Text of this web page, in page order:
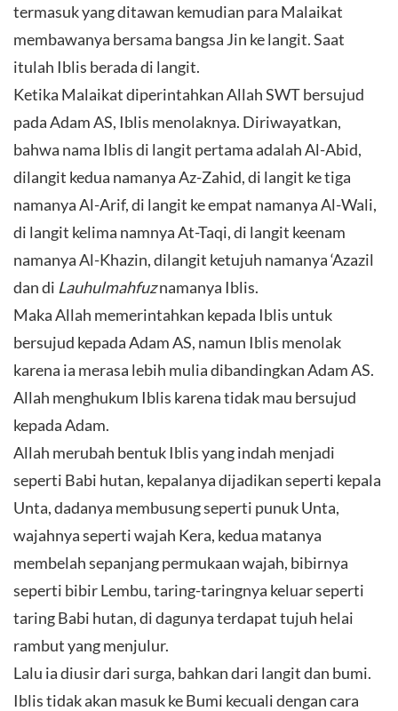
termasuk yang ditawan kemudian para Malaikat
membawanya bersama bangsa Jin ke langit. Saat
itulah Iblis berada di langit.
Ketika Malaikat diperintahkan Allah SWT bersujud
pada Adam AS, Iblis menolaknya. Diriwayatkan,
bahwa nama Iblis di langit pertama adalah Al-Abid,
dilangit kedua namanya Az-Zahid, di langit ke tiga
namanya Al-Arif, di langit ke empat namanya Al-Wali,
di langit kelima namnya At-Taqi, di langit keenam
namanya Al-Khazin, dilangit ketujuh namanya ‘Azazil
dan di Lauhulmahfuznamanya Iblis.
Maka Allah memerintahkan kepada Iblis untuk
bersujud kepada Adam AS, namun Iblis menolak
karena ia merasa lebih mulia dibandingkan Adam AS.
Allah menghukum Iblis karena tidak mau bersujud
kepada Adam.
Allah merubah bentuk Iblis yang indah menjadi
seperti Babi hutan, kepalanya dijadikan seperti kepala
Unta, dadanya membusung seperti punuk Unta,
wajahnya seperti wajah Kera, kedua matanya
membelah sepanjang permukaan wajah, bibirnya
seperti bibir Lembu, taring-taringnya keluar seperti
taring Babi hutan, di dagunya terdapat tujuh helai
rambut yang menjulur.
Lalu ia diusir dari surga, bahkan dari langit dan bumi.
Iblis tidak akan masuk ke Bumi kecuali dengan cara